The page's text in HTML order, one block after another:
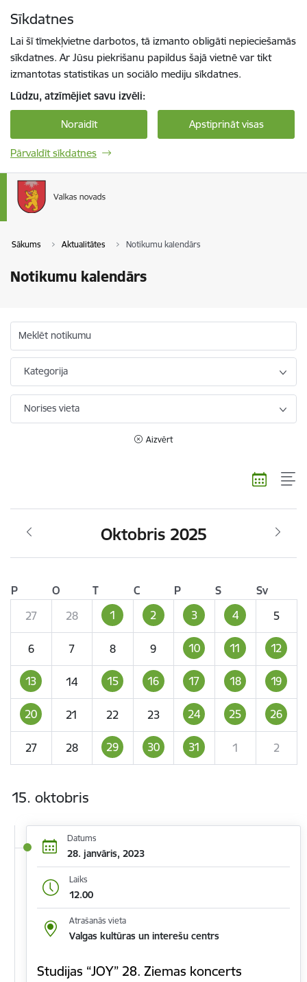
Sīkdatnes
Lai šī tīmekļvietne darbotos, tā izmanto obligāti nepieciešamās
sīkdatnes. Ar Jūsu piekrišanu papildus šajā vietnē var tikt
izmantotas statistikas un sociālo mediju sīkdatnes.
Lūdzu, atzīmējiet savu izvēli:
Noraidīt Apstiprināt visas
Pārvaldīt sīkdatnes
Sākums Aktualitātes Notikumu kalendārs
Notikumu kalendārs
Meklēt notikumu
Kategorija
Norises vieta
Aizvērt
Oktobris 2025
P O T C P S
Sv
27
28 1 2 3 4 5
6 7 8 9 10 11 12
13 14 15 16 17 18 19
20 21 22 23 24 25 26
27 28 29 30 31 1 2
15. oktobris
Datums
28. janvāris, 2023
Laiks
12.00
Atrašanās vieta
Valgas kultūras un interešu centrs
Studijas “JOY” 28. Ziemas koncerts